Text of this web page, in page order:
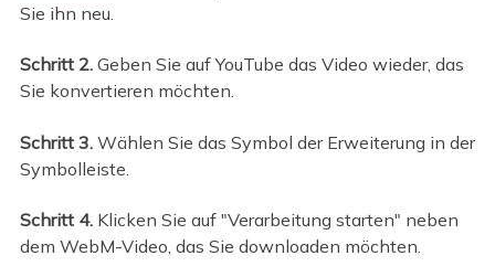
Sie ihn neu.
Schritt 2. Geben Sie auf YouTube das Video wieder, das
Sie konvertieren möchten.
Schritt 3. Wählen Sie das Symbol der Erweiterung in der
Symbolleiste.
Schritt 4. Klicken Sie auf "Verarbeitung starten" neben
dem WebM-Video, das Sie downloaden möchten.